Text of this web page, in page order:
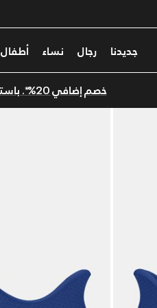
جديدنا رجال نساء أطفال
خصم إضافي 20%*. باستخدام الكود EXTRA20